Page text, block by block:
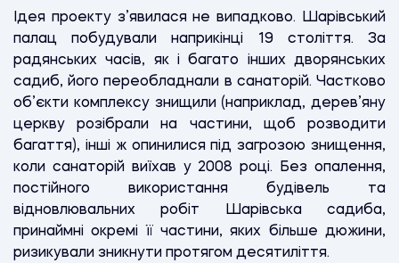
Ідея проекту з’явилася не випадково. Шарівський
палац побудували наприкінці 19 століття. За
радянських часів, як і багато інших дворянських
садиб, його переобладнали в санаторій. Частково
об’єкти комплексу знищили (наприклад, дерев’яну
церкву розібрали на частини, щоб розводити
багаття), інші ж опинилися під загрозою знищення,
коли санаторій виїхав у 2008 році. Без опалення,
постійного використання будівель та
відновлювальних робіт Шарівська садиба,
принаймні окремі її частини, яких більше дюжини,
ризикували зникнути протягом десятиліття.